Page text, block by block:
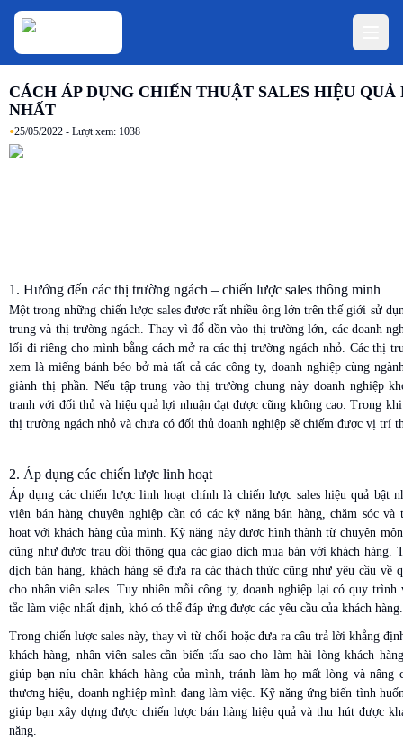
CÁCH ÁP DỤNG CHIẾN THUẬT SALES HIỆU QUẢ
NHẤT
•25/05/2022 - Lượt xem: 1038
1. Hướng đến các thị trường ngách – chiến lược sales thông minh
Một trong những chiến lược sales được rất nhiều ông lớn trên thế giới sử
trung và thị trường ngách. Thay vì đổ dồn vào thị trường lớn, các doanh
lối đi riêng cho mình bằng cách mở ra các thị trường ngách nhỏ. Các thị
xem là miếng bánh béo bở mà tất cả các công ty, doanh nghiệp cùng
giành thị phần. Nếu tập trung vào thị trường chung này doanh nghiệp
tranh với đối thủ và hiệu quả lợi nhuận đạt được cũng không cao. Trong
thị trường ngách nhỏ và chưa có đối thủ doanh nghiệp sẽ chiếm được vị trí
2. Áp dụng các chiến lược linh hoạt
Áp dụng các chiến lược linh hoạt chính là chiến lược sales hiệu quả bật
viên bán hàng chuyên nghiệp cần có các kỹ năng bán hàng, chăm sóc và
hoạt với khách hàng của mình. Kỹ năng này được hình thành từ chuyên
cũng như được trau dồi thông qua các giao dịch mua bán với khách hàng.
dịch bán hàng, khách hàng sẽ đưa ra các thách thức cũng như yêu cầu về
cho nhân viên sales. Tuy nhiên mỗi công ty, doanh nghiệp lại có quy trình
tắc làm việc nhất định, khó có thể đáp ứng được các yêu cầu của khách
Trong chiến lược sales này, thay vì từ chối hoặc đưa ra câu trả lời khẳng
khách hàng, nhân viên sales cần biến tấu sao cho làm hài lòng khách
giúp bạn níu chân khách hàng của mình, tránh làm họ mất lòng và nâng
thương hiệu, doanh nghiệp mình đang làm việc. Kỹ năng ứng biến tình
giúp bạn xây dựng được chiến lược bán hàng hiệu quả và thu hút được
năng.